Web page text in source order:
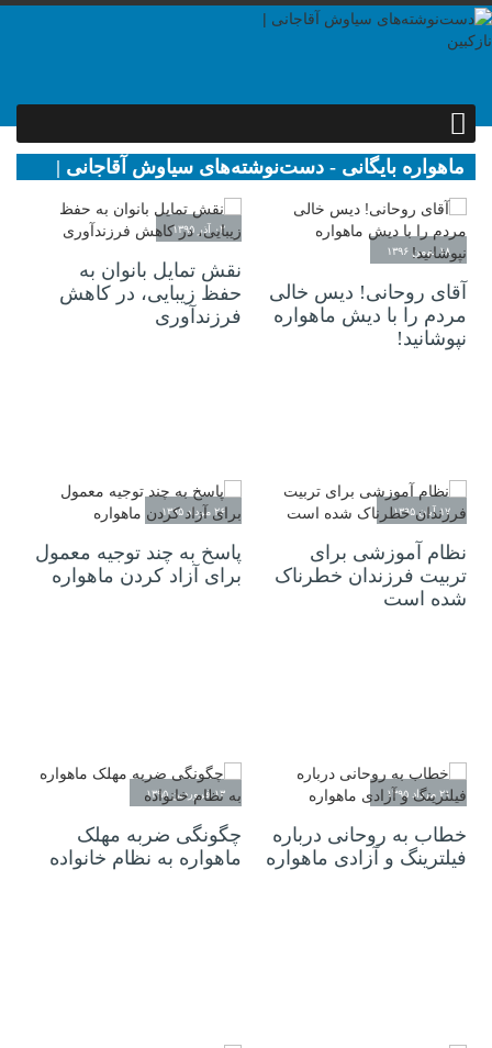
ماهواره بایگانی - دست‌نوشته‌های سیاوش آقاجانی |
نازکبین
۱۸ بهمن ۱۳۹۶
آقای روحانی! دیس خالی
مردم را با دیش ماهواره
نپوشانید!
۰۲ آذر ۱۳۹۵
نقش تمایل بانوان به
حفظ زیبایی، در کاهش
فرزندآوری
۱۷ آبان ۱۳۹۵
نظام آموزشی برای
تربیت فرزندان خطرناک
شده است
۲۶ مرداد ۱۳۹۵
پاسخ به چند توجیه معمول
برای آزاد کردن ماهواره
۲۱ مرداد ۱۳۹۵
خطاب به روحانی درباره
فیلترینگ و آزادی ماهواره
۱۳ فروردین ۱۳۹۵
چگونگی ضربه مهلک
ماهواره به نظام خانواده